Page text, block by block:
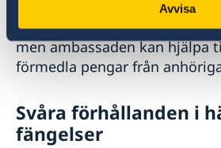
Avvisa
till rättegången. Man får inte
ambassaden för att betala
men ambassaden kan hjälpa
förmedla pengar från
Svåra förhållanden i
fängelser